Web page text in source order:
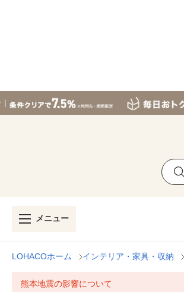
メニュー
LOHACOホーム インテリア・家具・収納
熊本地震の影響について